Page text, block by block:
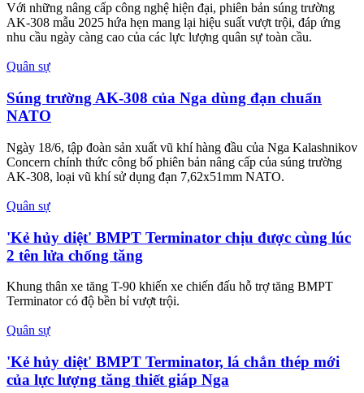
Với những nâng cấp công nghệ hiện đại, phiên bản súng trường
AK-308 mẫu 2025 hứa hẹn mang lại hiệu suất vượt trội, đáp ứng
nhu cầu ngày càng cao của các lực lượng quân sự toàn cầu.
Quân sự
Súng trường AK-308 của Nga dùng đạn chuẩn
NATO
Ngày 18/6, tập đoàn sản xuất vũ khí hàng đầu của Nga Kalashnikov
Concern chính thức công bố phiên bản nâng cấp của súng trường
AK-308, loại vũ khí sử dụng đạn 7,62x51mm NATO.
Quân sự
'Kẻ hủy diệt' BMPT Terminator chịu được cùng lúc
2 tên lửa chống tăng
Khung thân xe tăng T-90 khiến xe chiến đấu hỗ trợ tăng BMPT
Terminator có độ bền bỉ vượt trội.
Quân sự
'Kẻ hủy diệt' BMPT Terminator, lá chắn thép mới
của lực lượng tăng thiết giáp Nga